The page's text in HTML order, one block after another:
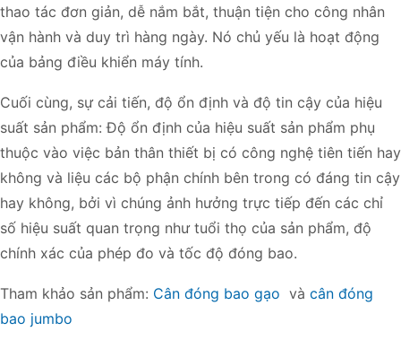
thao tác đơn giản, dễ nắm bắt, thuận tiện cho công nhân
vận hành và duy trì hàng ngày. Nó chủ yếu là hoạt động
của bảng điều khiển máy tính.
Cuối cùng, sự cải tiến, độ ổn định và độ tin cậy của hiệu
suất sản phẩm: Độ ổn định của hiệu suất sản phẩm phụ
thuộc vào việc bản thân thiết bị có công nghệ tiên tiến hay
không và liệu các bộ phận chính bên trong có đáng tin cậy
hay không, bởi vì chúng ảnh hưởng trực tiếp đến các chỉ
số hiệu suất quan trọng như tuổi thọ của sản phẩm, độ
chính xác của phép đo và tốc độ đóng bao.
Tham khảo sản phẩm: Cân đóng bao gạo và cân đóng
bao jumbo